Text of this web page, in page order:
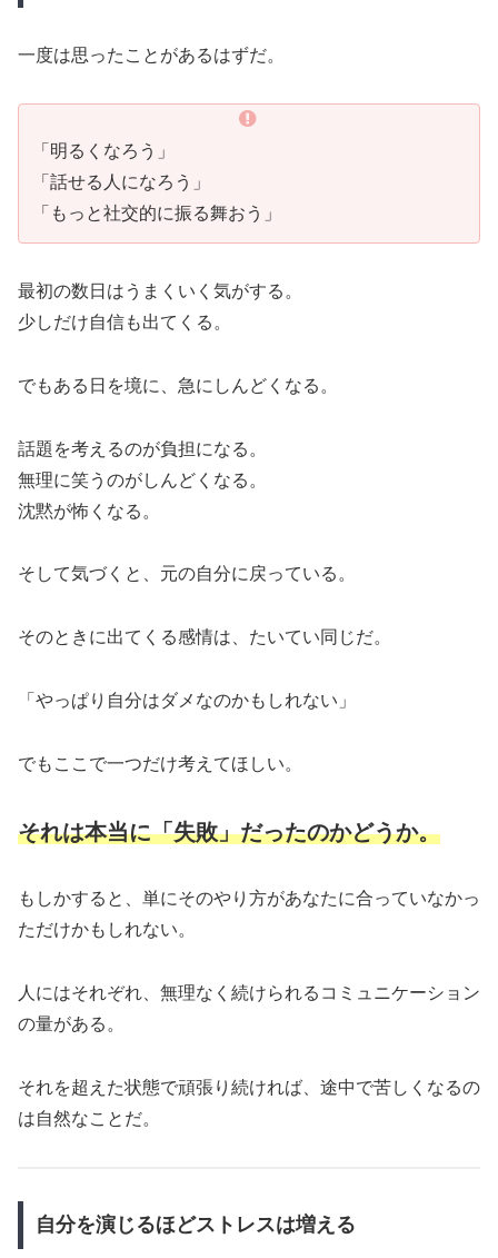
一度は思ったことがあるはずだ。
「明るくなろう」
「話せる人になろう」
「もっと社交的に振る舞おう」
最初の数日はうまくいく気がする。
少しだけ自信も出てくる。
でもある日を境に、急にしんどくなる。
話題を考えるのが負担になる。
無理に笑うのがしんどくなる。
沈黙が怖くなる。
そして気づくと、元の自分に戻っている。
そのときに出てくる感情は、たいてい同じだ。
「やっぱり自分はダメなのかもしれない」
でもここで一つだけ考えてほしい。
それは本当に「失敗」だったのかどうか。
もしかすると、単にそのやり方があなたに合っていなかっ
ただけかもしれない。
人にはそれぞれ、無理なく続けられるコミュニケーション
の量がある。
それを超えた状態で頑張り続ければ、途中で苦しくなるの
は自然なことだ。
自分を演じるほどストレスは増える